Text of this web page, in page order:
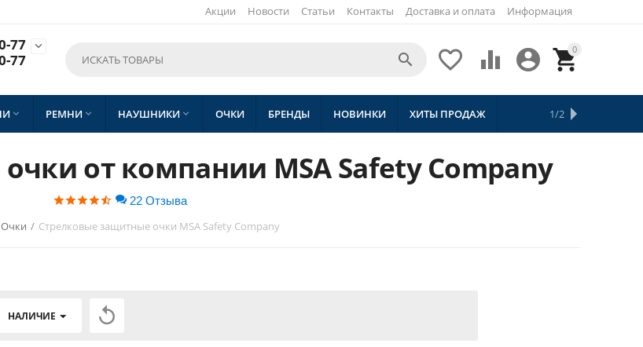
Акции Новости Статьи Контакты Доставка и оплата Информация
77
77
 0


 

 РЕМНИ  НАУШНИКИ  ОЧКИ БРЕНДЫ НОВИНКИ ХИТЫ ПРОДАЖ ТОВАРЫ С БЕСПЛАТНОЙ
1/2
от компании MSA Safety Company
22 Отзыва
Очки / Стрелковые защитные очки MSA Safety Company
НАЛИЧИЕ 